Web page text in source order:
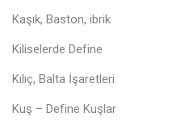
Kaşık, Baston, ibrik
Kiliselerde Define
Kılıç, Balta İşaretleri
Kuş – Define Kuşlar